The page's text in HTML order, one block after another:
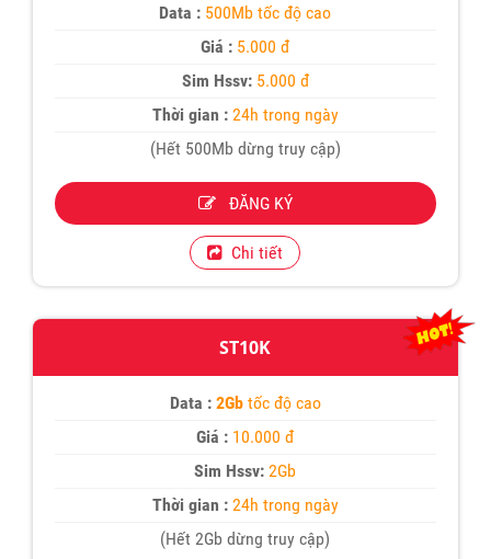
Data : 500Mb tốc độ cao
Giá : 5.000 đ
Sim Hssv:5.000 đ
Thời gian :24h trong ngày
(Hết 500Mb dừng truy cập)
ĐĂNG KÝ
Chi tiết
ST10K
Data :2Gb tốc độ cao
Giá : 10.000 đ
Sim Hssv: 2Gb
Thời gian :24h trong ngày
(Hết 2Gb dừng truy cập)